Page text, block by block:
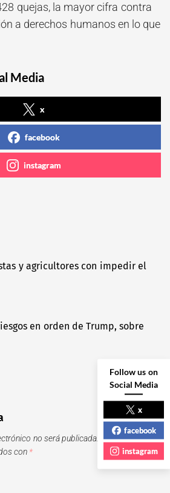
quejas, la mayor cifra contra
a derechos humanos en lo que
Media
x
facebook
instagram
y agricultores con impedir el
en orden de Trump, sobre
no será publicada.
Los campos
con *
Follow us on
Social Media
x
facebook
instagram